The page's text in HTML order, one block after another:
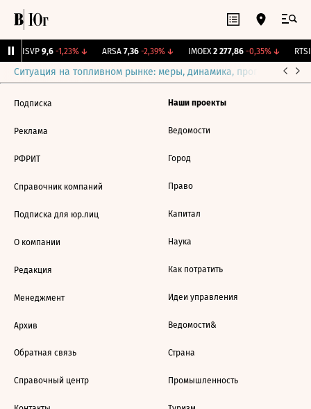
BISVP 9,6 -1,23%↓ ARSA 7,36 -2,39%↓ IMOEX 2 277,86 -0,35%↓ RTSI
Ситуация на топливном рынке: меры, динамика, прогнозы
Подписка
Реклама
РФРИТ
Справочник компаний
Подписка для юр.лиц
О компании
Редакция
Менеджмент
Архив
Обратная связь
Справочный центр
Наши проекты
Ведомости
Город
Право
Капитал
Наука
Как потратить
Идеи управления
Ведомости&
Страна
Промышленность